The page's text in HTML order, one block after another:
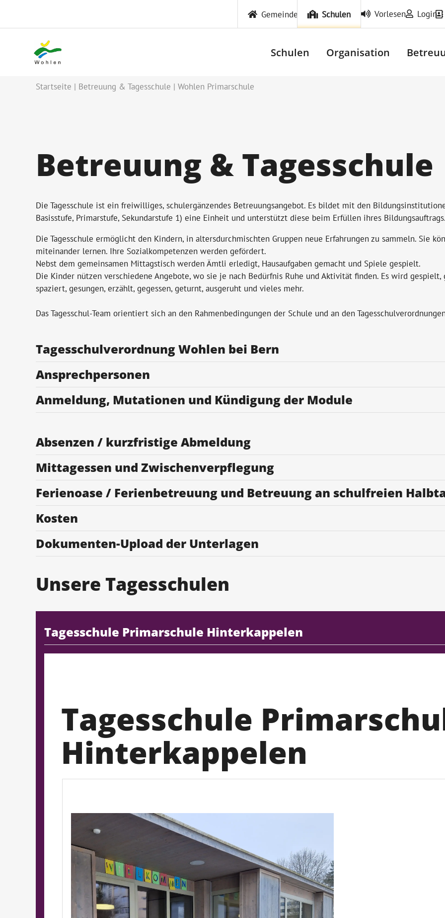
Login
Gemeinde Schulen Vorlesen
Schulen Organisation
Startseite Betreuung & Tagesschule Wohlen Primarschule
Betreuung & Tagesschule
Die Tagesschule ist ein freiwilliges, schulergänzendes Betreuungsangebot. Es bildet mit den
Basisstufe, Primarstufe, Sekundarstufe 1) eine Einheit und unterstützt diese beim Erfüllen ihres
Die Tagesschule ermöglicht den Kindern, in altersdurchmischten Gruppen neue Erfahrungen zu sammeln. Sie
miteinander lernen. Ihre Sozialkompetenzen werden gefördert.
Nebst dem gemeinsamen Mittagstisch werden Ämtli erledigt, Hausaufgaben gemacht und Spiele gespielt.
Die Kinder nützen verschiedene Angebote, wo sie je nach Bedürfnis Ruhe und Aktivität finden. Es wird gespielt,
spaziert, gesungen, erzählt, gegessen, geturnt, ausgeruht und vieles mehr.
Das Tagesschul-Team orientiert sich an den Rahmenbedingungen der Schule und an den
Tagesschulverordnung Wohlen bei Bern
Ansprechpersonen
Anmeldung, Mutationen und Kündigung der Module
Absenzen / kurzfristige Abmeldung
Mittagessen und Zwischenverpflegung
Ferienoase / Ferienbetreuung und Betreuung an schulfreien
Kosten
Dokumenten-Upload der Unterlagen
Unsere Tagesschulen
Tagesschule Primarschule Hinterkappelen
Tagesschule
Hinterkappelen